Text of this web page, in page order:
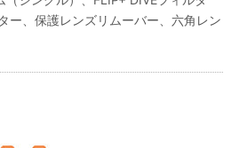
ー、保護レンズリムーバー、六角レン